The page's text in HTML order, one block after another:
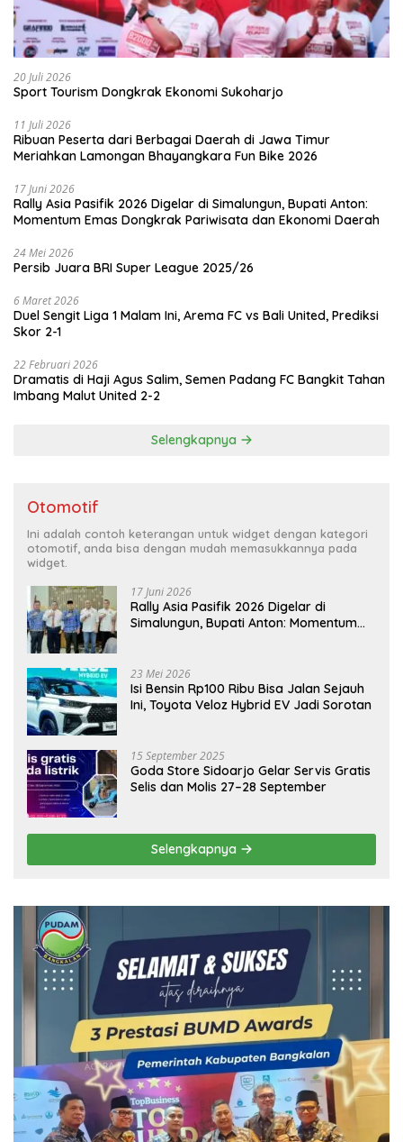
20 Juli 2026
Sport Tourism Dongkrak Ekonomi Sukoharjo
11 Juli 2026
Ribuan Peserta dari Berbagai Daerah di Jawa Timur
Meriahkan Lamongan Bhayangkara Fun Bike 2026
17 Juni 2026
Rally Asia Pasifik 2026 Digelar di Simalungun, Bupati Anton:
Momentum Emas Dongkrak Pariwisata dan Ekonomi Daerah
24 Mei 2026
Persib Juara BRI Super League 2025/26
6 Maret 2026
Duel Sengit Liga 1 Malam Ini, Arema FC vs Bali United, Prediksi
Skor 2-1
22 Februari 2026
Dramatis di Haji Agus Salim, Semen Padang FC Bangkit Tahan
Imbang Malut United 2-2
Selengkapnya
Otomotif
Ini adalah contoh keterangan untuk widget dengan kategori
otomotif, anda bisa dengan mudah memasukkannya pada
widget.
17 Juni 2026
Rally Asia Pasifik 2026 Digelar di
Simalungun, Bupati Anton: Momentum
23 Mei 2026
Isi Bensin Rp100 Ribu Bisa Jalan Sejauh
Ini, Toyota Veloz Hybrid EV Jadi Sorotan
15 September 2025
Goda Store Sidoarjo Gelar Servis Gratis
Selis dan Molis 27–28 September
Selengkapnya